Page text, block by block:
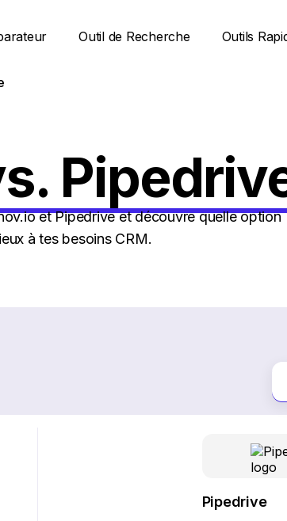
Outil de Recherche Outils
et Pipedrive et découvre quelle option
à tes besoins CRM.
Pipedrive